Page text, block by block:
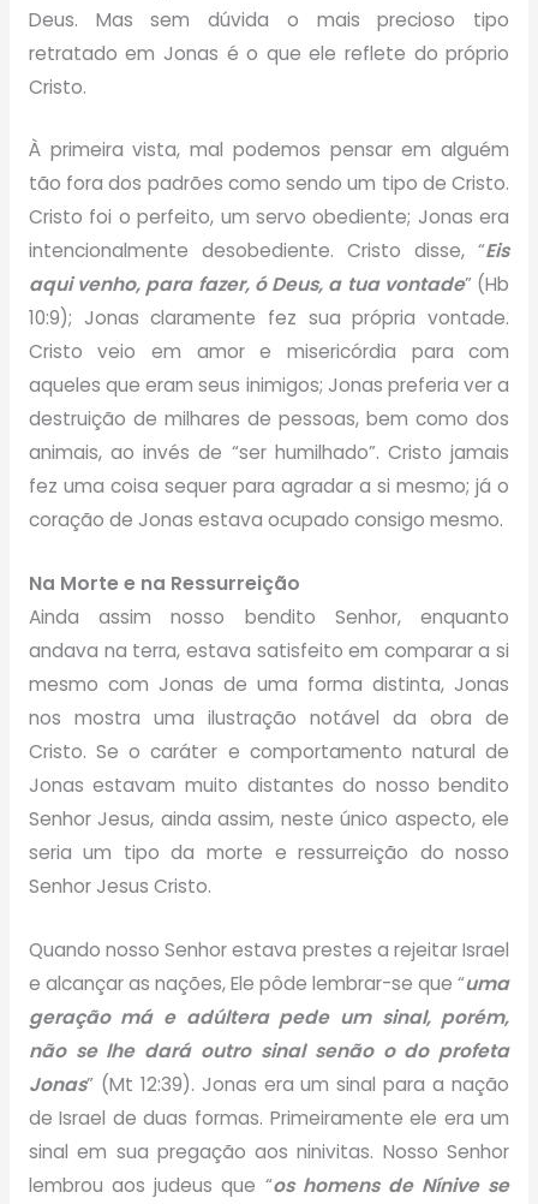
Deus. Mas sem dúvida o mais precioso tipo
retratado em Jonas é o que ele reflete do próprio
Cristo.
À primeira vista, mal podemos pensar em alguém
tão fora dos padrões como sendo um tipo de Cristo.
Cristo foi o perfeito, um servo obediente; Jonas era
intencionalmente desobediente. Cristo disse, “Eis
aqui venho, para fazer, ó Deus, a tua vontade” (Hb
10:9); Jonas claramente fez sua própria vontade.
Cristo veio em amor e misericórdia para com
aqueles que eram seus inimigos; Jonas preferia ver a
destruição de milhares de pessoas, bem como dos
animais, ao invés de “ser humilhado”. Cristo jamais
fez uma coisa sequer para agradar a si mesmo; já o
coração de Jonas estava ocupado consigo mesmo.
Na Morte e na Ressurreição
Ainda assim nosso bendito Senhor, enquanto
andava na terra, estava satisfeito em comparar a si
mesmo com Jonas de uma forma distinta, Jonas
nos mostra uma ilustração notável da obra de
Cristo. Se o caráter e comportamento natural de
Jonas estavam muito distantes do nosso bendito
Senhor Jesus, ainda assim, neste único aspecto, ele
seria um tipo da morte e ressurreição do nosso
Senhor Jesus Cristo.
Quando nosso Senhor estava prestes a rejeitar Israel
e alcançar as nações, Ele pôde lembrar-se que “uma
geração má e adúltera pede um sinal, porém,
não se lhe dará outro sinal senão o do profeta
Jonas” (Mt 12:39). Jonas era um sinal para a nação
de Israel de duas formas. Primeiramente ele era um
sinal em sua pregação aos ninivitas. Nosso Senhor
lembrou aos judeus que “os homens de Nínive se